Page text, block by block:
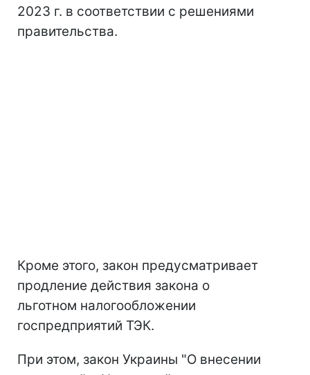
2023 г. в соответствии с решениями
правительства.
Кроме этого, закон предусматривает
продление действия закона о
льготном налогообложении
госпредприятий ТЭК.
При этом, закон Украины "О внесении